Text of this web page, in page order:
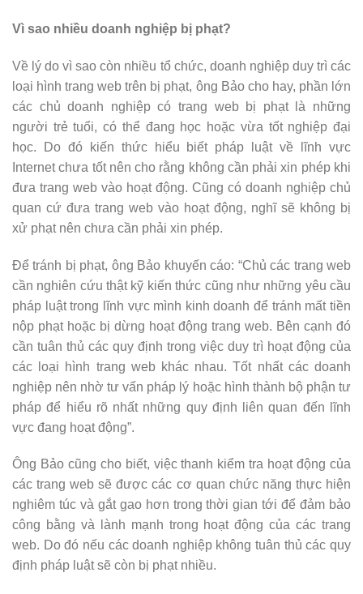
Vì sao nhiều doanh nghiệp bị phạt?
Về lý do vì sao còn nhiều tổ chức, doanh nghiệp duy trì các
loại hình trang web trên bị phạt, ông Bảo cho hay, phần lớn
các chủ doanh nghiệp có trang web bị phạt là những
người trẻ tuổi, có thể đang học hoặc vừa tốt nghiệp đại
học. Do đó kiến thức hiểu biết pháp luật về lĩnh vực
Internet chưa tốt nên cho rằng không cần phải xin phép khi
đưa trang web vào hoạt động. Cũng có doanh nghiệp chủ
quan cứ đưa trang web vào hoạt động, nghĩ sẽ không bị
xử phạt nên chưa cần phải xin phép.
Để tránh bị phạt, ông Bảo khuyến cáo: “Chủ các trang web
cần nghiên cứu thật kỹ kiến thức cũng như những yêu cầu
pháp luật trong lĩnh vực mình kinh doanh để tránh mất tiền
nộp phạt hoặc bị dừng hoạt động trang web. Bên cạnh đó
cần tuân thủ các quy định trong việc duy trì hoạt động của
các loại hình trang web khác nhau. Tốt nhất các doanh
nghiệp nên nhờ tư vấn pháp lý hoặc hình thành bộ phận tư
pháp để hiểu rõ nhất những quy định liên quan đến lĩnh
vực đang hoạt động”.
Ông Bảo cũng cho biết, việc thanh kiểm tra hoạt động của
các trang web sẽ được các cơ quan chức năng thực hiện
nghiêm túc và gắt gao hơn trong thời gian tới để đảm bảo
công bằng và lành mạnh trong hoạt động của các trang
web. Do đó nếu các doanh nghiệp không tuân thủ các quy
định pháp luật sẽ còn bị phạt nhiều.